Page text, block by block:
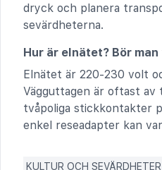
dryck och planera
sevärdheterna.
Hur är elnätet? Bör
Elnätet är 220-230 volt
Vägguttagen är oftast av
tvåpoliga stickkontakter
enkel reseadapter kan
KULTUR OCH SEVÄRDHETER